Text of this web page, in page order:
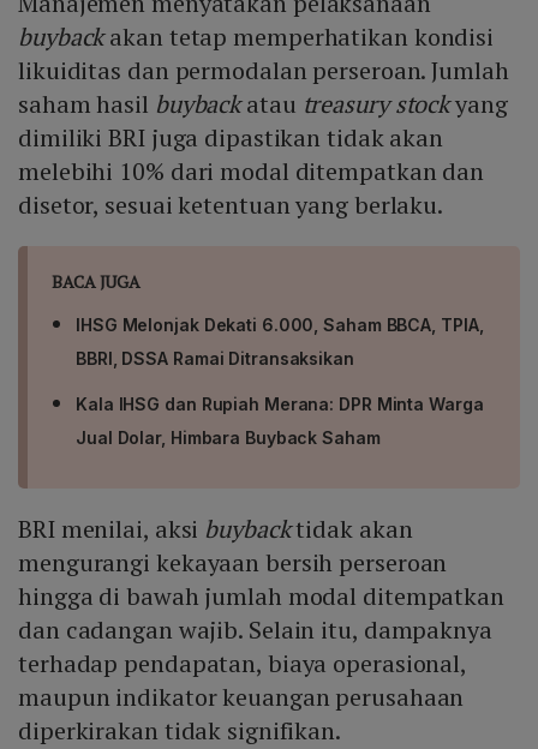
buybackakan tetap memperhatikan kondisi
likuiditas dan permodalan perseroan. Jumlah
saham hasil buybackatau treasury stockyang
dimiliki BRI juga dipastikan tidak akan
melebihi 10% dari modal ditempatkan dan
disetor, sesuai ketentuan yang berlaku.
BACA JUGA
IHSG Melonjak Dekati 6.000, Saham BBCA, TPIA,
BBRI, DSSA Ramai Ditransaksikan
Kala IHSG dan Rupiah Merana: DPR Minta Warga
Jual Dolar, Himbara Buyback Saham
BRI menilai, aksi buybacktidak akan
mengurangi kekayaan bersih perseroan
hingga di bawah jumlah modal ditempatkan
dan cadangan wajib. Selain itu, dampaknya
terhadap pendapatan, biaya operasional,
maupun indikator keuangan perusahaan
diperkirakan tidak signifikan.